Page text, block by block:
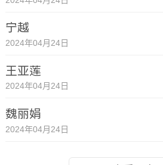
宁越
2024年04月24日
王亚莲
2024年04月24日
魏丽娟
2024年04月24日